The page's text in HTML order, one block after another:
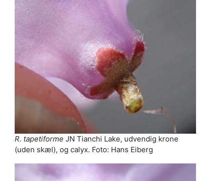
R. tapetiforme JN Tianchi Lake, udvendig krone
(uden skæl), og calyx. Foto: Hans Eiberg